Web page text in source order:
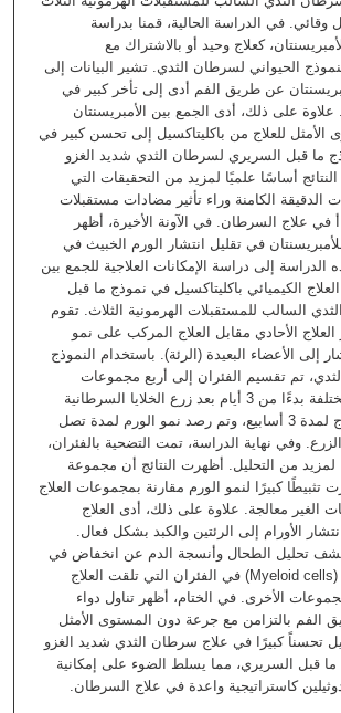
في الدراسة الحالیة، قمنا بدراسة
كعلاج وحید أو بالاشتراك مع
الحیواني لسرطان الثدي. تشیر البیانات إلى
عن طریق الفم أدى إلى تأخر كبیر في
علاوة على ذلك، أدى الجمع بین الأمبریسنتان
للعلاج من باكلیتاكسیل إلى تحسن كبیر في
ما قبل السریري لسرطان الثدي شدید الغزو
أساسًا علمیًا لمزید من التحقیقات التي
الدقیقة الكامنة وراء تأثیر مضادات مستقبلات
أ في علاج السرطان. في الآونة الأخیرة، أظھر
في تقلیل انتشار الورم الخبیث في
إلى دراسة الإمكانات العلاجیة للجمع بین
العلاج الكیمیائي باكلیتاكسیل في نموذج ما قبل
السالب للمستقبلات الھرمونیة الثلاث. تقوم
العلاج الأحادي مقابل العلاج المركب على نمو
إلى الأعضاء البعیدة (الرئة). باستخدام النموذج
تم تقسیم الفئران إلى أربع مجموعات
وتعرضت لعلاجات مختلفة بدءًا من 3 أیام بعد زرع الخلایا السرطانیة
(4T1). واستمر العلاج لمدة 3 أسابیع، وتم رصد نمو الورم لمدة تصل
بعد الزرع. وفي نھایة الدراسة، تمت التضحیة بالفئران،
لمزید من التحلیل. أظھرت النتائج أن مجموعة
تثبیطًا كبیرًا لنمو الورم مقارنة بمجموعات العلاج
الغیر معالجة. علاوة على ذلك، أدى العلاج
الأورام إلى الرئتین والكبد بشكل فعال.
كشف تحلیل الطحال وأنسجة الدم عن انخفاض في
تجنید الخلایا النقویة (Myeloid cells) في الفئران التي تلقت العلاج
الأخرى. في الختام، أظھر تناول دواء
الفم بالتزامن مع جرعة دون المستوى الأمثل
تحسناً كبیرًا في علاج سرطان الثدي شدید الغزو
ما قبل السریري، مما یسلط الضوء على إمكانیة
كاستراتیجیة واعدة في علاج السرطان.